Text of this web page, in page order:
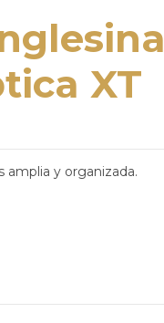
XT
amplia y organizada.